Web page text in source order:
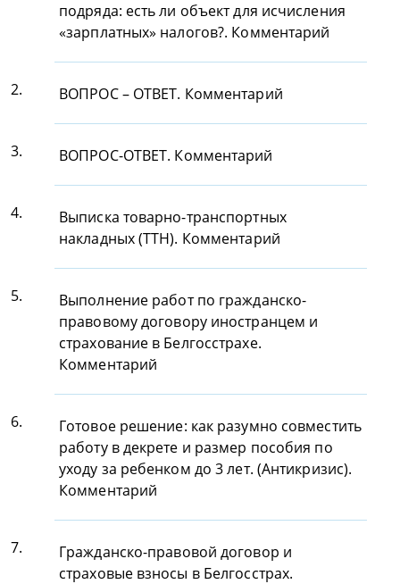
подряда: есть ли объект для исчисления
«зарплатных» налогов?. Комментарий
2. ВОПРОС – ОТВЕТ. Комментарий
3. ВОПРОС-ОТВЕТ. Комментарий
4.
Выписка товарно-транспортных
накладных (ТТН). Комментарий
5.
Выполнение работ по гражданско-
правовому договору иностранцем и
страхование в Белгосстрахе.
Комментарий
6.
Готовое решение: как разумно совместить
работу в декрете и размер пособия по
уходу за ребенком до 3 лет. (Антикризис).
Комментарий
7.
Гражданско-правовой договор и
страховые взносы в Белгосстрах.